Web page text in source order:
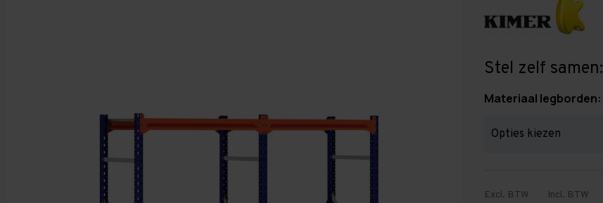
Stel zelf samen:
Materiaal legborden:
Excl. BTW Incl. BTW